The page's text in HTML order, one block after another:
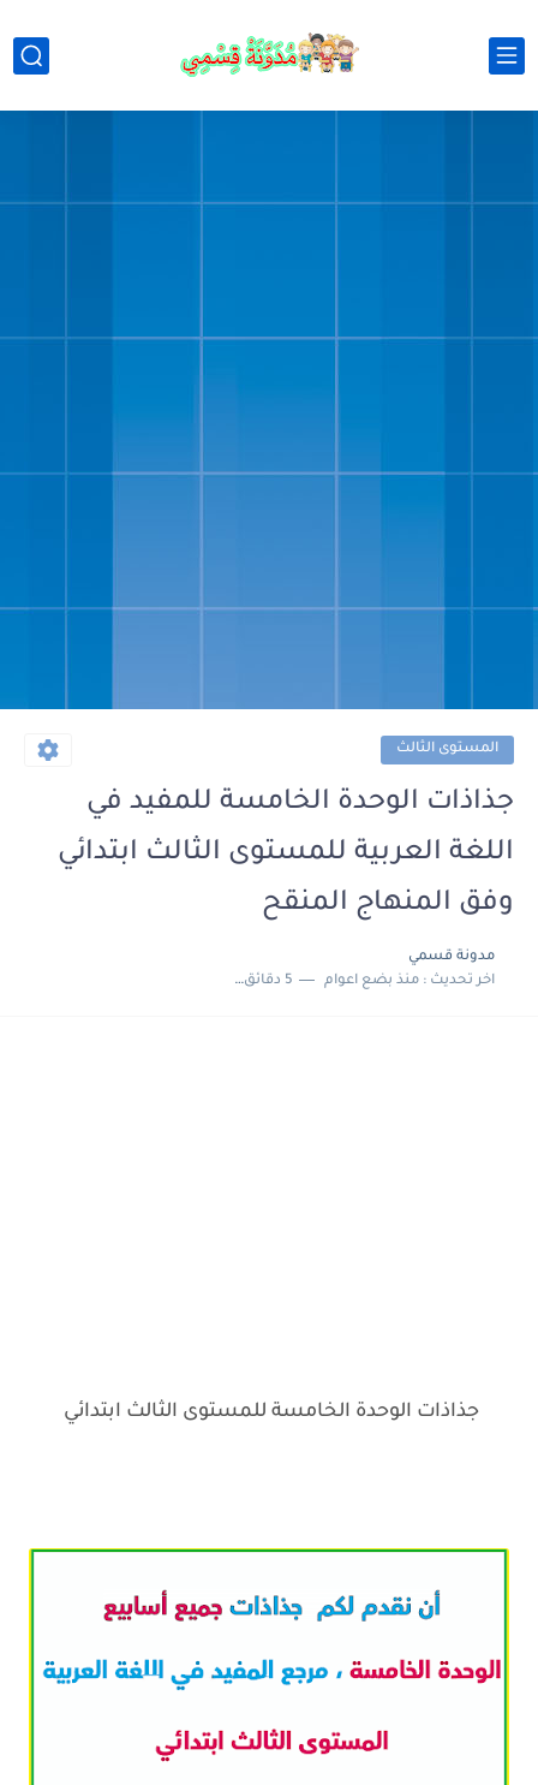
المستوى الثالث
جذاذات الوحدة الخامسة للمفيد في
اللغة العربية للمستوى الثالث ابتدائي
وفق المنهاج المنقح
مدونة قسمي
اخر تحديث :منذ بضع اعوام 5 دقائق للقراءة
جذاذات الوحدة الخامسة للمستوى الثالث ابتدائي